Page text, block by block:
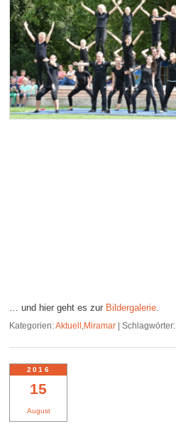
… und hier geht es zur Bildergalerie
Kategorien:Aktuell ,Miramar |Schlagwörter:
15
August
2016